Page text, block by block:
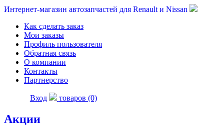
Интернет-магазин автозапчастей для Renault и Nissan
Как сделать заказ
Мои заказы
Профиль пользователя
Обратная связь
О компании
Контакты
Партнерство
Вход товаров (0)
Акции